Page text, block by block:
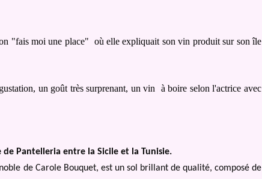
"fais moi une place" où elle expliquait son vin produit sur son île
un goût très surprenant, un vin à boire selon l'actrice avec
Pantelleria entre la Sicile et la Tunisie.
de Carole Bouquet, est un sol brillant de qualité, composé de